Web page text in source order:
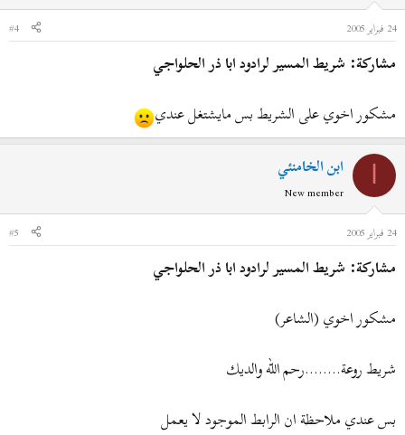
24 فبراير 2005
#4
مشاركة: شريط المسير لرادود ابا ذر الحلواجي
مشكور اخوي على الشريط بس مايشتغل عندي
ابن الخامنئي
New member
24 فبراير 2005
#5
مشاركة: شريط المسير لرادود ابا ذر الحلواجي
مشكور اخوي (الشاعر)
شريط روعة........رحم الله والديك
بس عندي ملاحظة ان الرابط الموجود لا يعمل